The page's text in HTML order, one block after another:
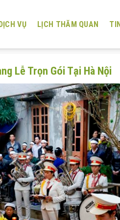
VỤ LỊCH THĂM QUAN
Lễ Trọn Gói Tại Hà Nội